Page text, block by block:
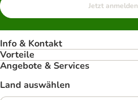
Jetzt anmelden
Info & Kontakt
Vorteile
Angebote & Services
Land auswählen